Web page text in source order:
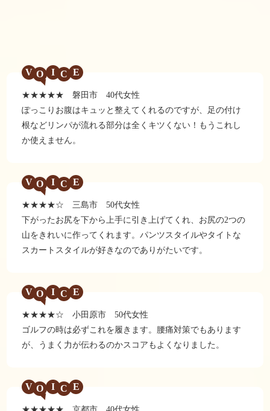
V I E
★★★★★ 磐田市 40代女性
ぽっこりお腹はキュッと整えてくれるのですが、足の付け
根などリンパが流れる部分は全くキツくない！もうこれし
か使えません。
V I E
★★★★☆ 三島市 50代女性
下がったお尻を下から上手に引き上げてくれ、お尻の2つの
山をきれいに作ってくれます。パンツスタイルやタイトな
スカートスタイルが好きなのでありがたいです。
V I E
★★★★☆ 小田原市 50代女性
ゴルフの時は必ずこれを履きます。腰痛対策でもあります
が、うまく力が伝わるのかスコアもよくなりました。
V I E
★★★★★ 京都市 40代女性